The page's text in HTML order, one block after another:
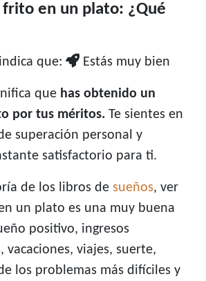
frito en un plato: ¿Qué
que: Estás muy bien
que has obtenido un
por tus méritos. Te sientes en
superación personal y
satisfactorio para ti.
de los libros de sueños, ver
un plato es una muy buena
positivo, ingresos
vacaciones, viajes, suerte,
los problemas más difíciles y